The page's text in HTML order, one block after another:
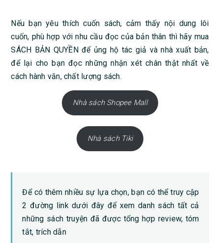
Nếu bạn yêu thích cuốn sách, cảm thấy nội dung lôi
cuốn, phù hợp với nhu cầu đọc của bản thân thì hãy mua
SÁCH BẢN QUYỀN để ủng hộ tác giả và nhà xuất bản,
để lại cho bạn đọc những nhận xét chân thật nhất về
cách hành văn, chất lượng sách.
Nhà sách Shopee Mall
Nhà sách Tiki
Để có thêm nhiều sự lựa chọn, bạn có thể truy cập
2 đường link dưới đây để xem danh sách tất cả
những sách truyện đã được tổng hợp review, tóm
tắt, trích dẫn